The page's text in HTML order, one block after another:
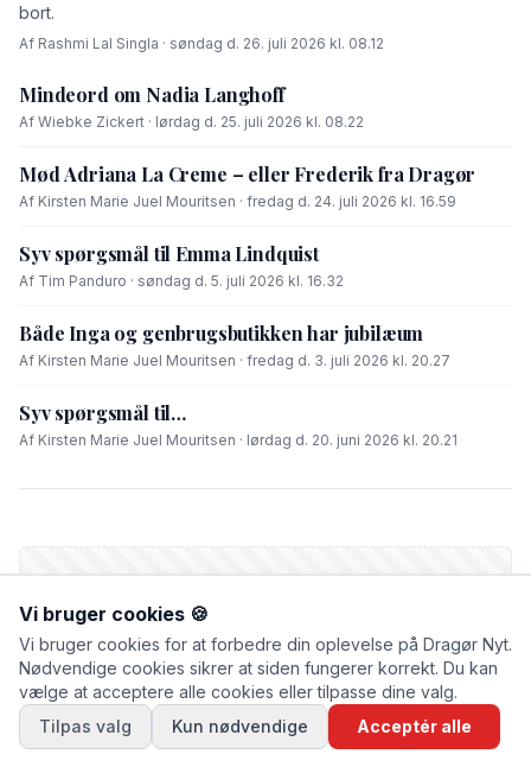
bort.
Af Rashmi Lal Singla · søndag d. 26. juli 2026 kl. 08.12
Mindeord om Nadia Langhoff
Af Wiebke Zickert · lørdag d. 25. juli 2026 kl. 08.22
Mød Adriana La Creme – eller Frederik fra Dragør
Af Kirsten Marie Juel Mouritsen · fredag d. 24. juli 2026 kl. 16.59
Syv spørgsmål til Emma Lindquist
Af Tim Panduro · søndag d. 5. juli 2026 kl. 16.32
Både Inga og genbrugsbutikken har jubilæum
Af Kirsten Marie Juel Mouritsen · fredag d. 3. juli 2026 kl. 20.27
Syv spørgsmål til…
Af Kirsten Marie Juel Mouritsen · lørdag d. 20. juni 2026 kl. 20.21
FIK DU LÆST?
Vi bruger cookies 🍪
Vi bruger cookies for at forbedre din oplevelse på Dragør Nyt.
Nødvendige cookies sikrer at siden fungerer korrekt. Du kan
vælge at acceptere alle cookies eller tilpasse dine valg.
Tilpas valg
Kun nødvendige Acceptér alle